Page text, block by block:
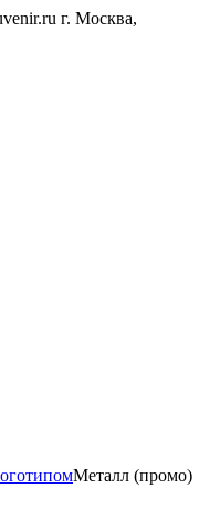
г. Москва,
Металл (промо)